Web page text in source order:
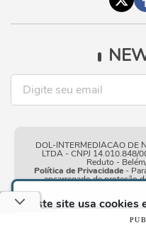
Este site usa
acordo com os
e, ao
DOL-INTERMEDIACAO DE
LTDA - CNPJ 14.010.848/
Reduto -
Política de Privacidade-
encarregado de proteção
| ©